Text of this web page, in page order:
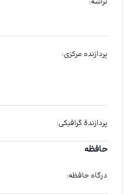
پردازنده مرکزی:
پردازندهٔ گرافیکی:
حافظه
درگاه حافظه: